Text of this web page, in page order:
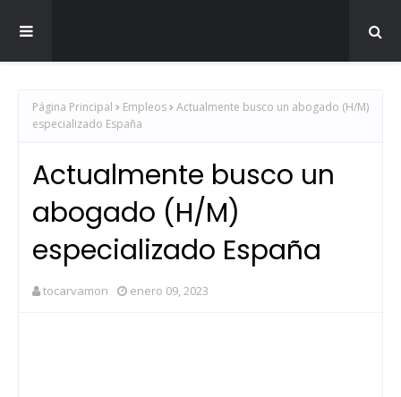
Página Principal Empleos
Actualmente busco un abogado (H/M)
especializado España
Actualmente busco un
abogado (H/M)
especializado España
tocarvamon enero 09, 2023